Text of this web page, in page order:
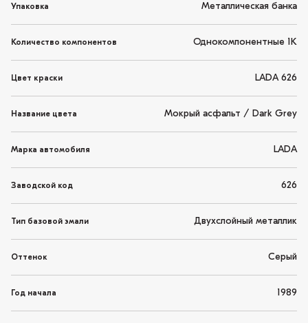
Упаковка Металлическая банка
Количество компонентов Однокомпонентные 1K
Цвет краски LADA 626
Название цвета Мокрый асфальт / Dark Grey
Марка автомобиля LADA
Заводской код 626
Тип базовой эмали Двухслойный металлик
Оттенок Серый
Год начала 1989